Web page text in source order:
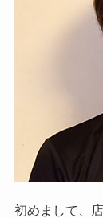
初めまして、